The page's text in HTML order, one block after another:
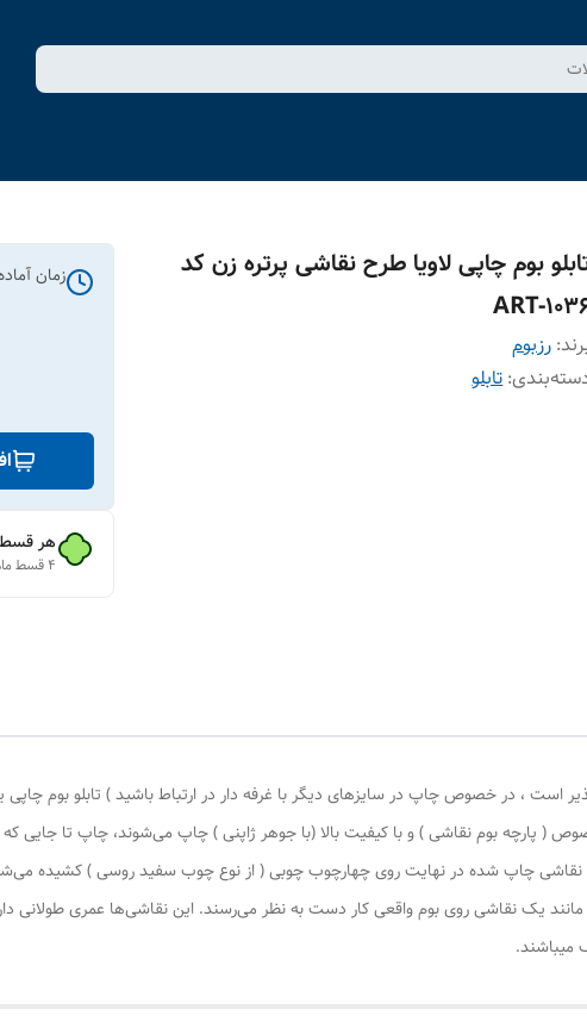
بوم چاپی لاویا طرح نقاشی پرتره زن کد
ART-
رزبوم
:تابلو
زمان
هر قسط
۴ قسط ماهانه. بدون سود، چک و ضامن.
است ، در خصوص چاپ در سایزهای دیگر با غرفه دار در ارتباط باشید ) تابلو بوم
پارچه بوم نقاشی ) و با کیفیت بالا (با جوهر ژاپنی ) چاپ می‌شوند، چاپ تا جایی که
نقاشی چاپ شده در نهایت روی چهارچوب چوبی ( از نوع چوب سفید روسی ) کشیده
یک نقاشی روی بوم واقعی کار دست به نظر می‌رسند. این نقاشی‌ها عمری طولانی
میباشند.